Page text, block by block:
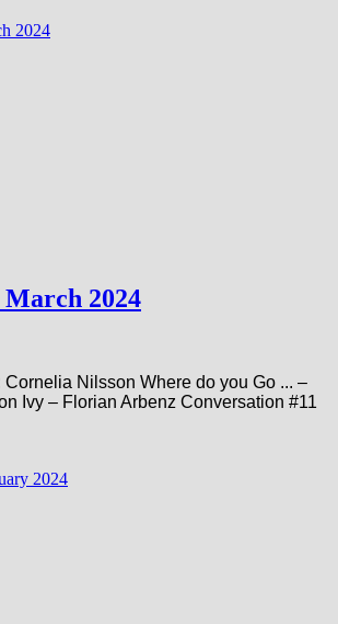
2024
Nilsson Where do you Go ​.​.​. –
Ivy – Florian Arbenz Conversation #11